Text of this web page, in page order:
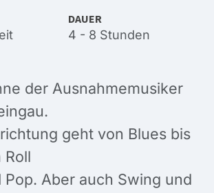
DAUER
4 - 8 Stunden
der Ausnahmemusiker
geht von Blues bis
Roll
Aber auch Swing und